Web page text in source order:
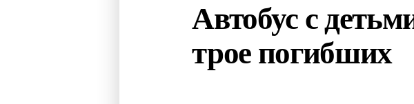
Автобус с
трое погибших